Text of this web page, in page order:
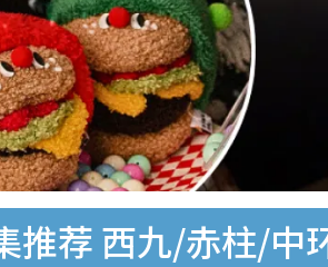
推荐 西九/赤柱/